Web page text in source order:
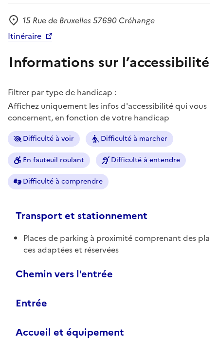
Adresse
15 Rue de Bruxelles 57690 Créhange
Itinéraire
Informations sur l’accessibilité
Filtrer par type de handicap :
Affichez uniquement les infos d'accessibilité qui vous
concernent, en fonction de votre handicap
Difficulté à voir Difficulté à marcher
En fauteuil roulant Difficulté à entendre
Difficulté à comprendre
Transport et stationnement
Places de parking à proximité comprenant des pla
ces adaptées et réservées
Chemin vers l'entrée
Entrée
Accueil et équipement